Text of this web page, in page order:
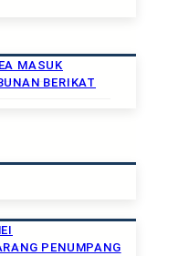
MASUK
BERIKAT
PENUMPANG